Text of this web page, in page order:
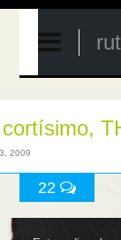
2009
22